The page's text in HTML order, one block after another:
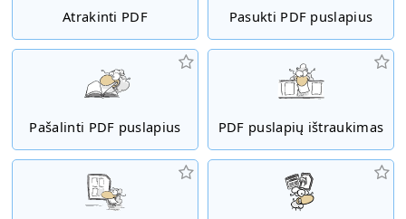
Atrakinti PDF Pasukti PDF puslapius
Pašalinti PDF puslapius PDF puslapių ištraukimas